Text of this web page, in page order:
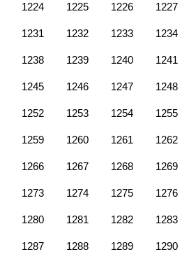
1224 1225 1226 1227
1231 1232 1233 1234
1238 1239 1240 1241
1245 1246 1247 1248
1252 1253 1254 1255
1259 1260 1261 1262
1266 1267 1268 1269
1273 1274 1275 1276
1280 1281 1282 1283
1287 1288 1289 1290